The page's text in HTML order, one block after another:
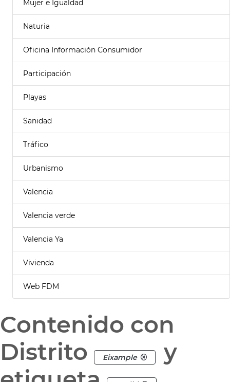
Mujer e Igualdad
Naturia
Oficina Información Consumidor
Participación
Playas
Sanidad
Tráfico
Urbanismo
Valencia
Valencia verde
Valencia Ya
Vivienda
Web FDM
Contenido con
Distrito
Eixample
y